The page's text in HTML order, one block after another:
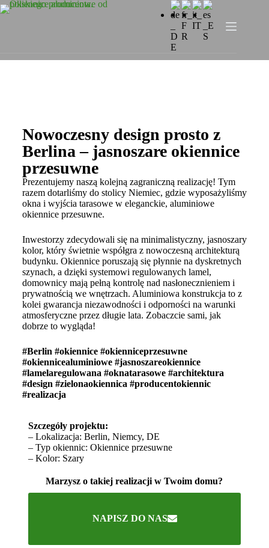
Nowoczesny design prosto z
Berlina – jasnoszare okiennice
przesuwne
Prezentujemy naszą kolejną zagraniczną realizację! Tym
razem dotarliśmy do stolicy Niemiec, gdzie wyposażyliśmy
okna i wyjścia tarasowe w eleganckie, aluminiowe
okiennice przesuwne.
Inwestorzy zdecydowali się na minimalistyczny, jasnoszary
kolor, który świetnie współgra z nowoczesną architekturą
budynku. Okiennice poruszają się płynnie na dyskretnych
szynach, a dzięki systemowi regulowanych lamel,
domownicy mają pełną kontrolę nad nasłonecznieniem i
prywatnością we wnętrzach. Aluminiowa konstrukcja to z
kolei gwarancja niezawodności i odporności na warunki
atmosferyczne przez długie lata. Zobaczcie sami, jak
dobrze to wygląda!
#Berlin #okiennice #okienniceprzesuwne
#okiennicealuminiowe #jasnoszareokiennice
#lamelaregulowana #oknatarasowe #architektura
#design #zielonaokiennica #producentokiennic
#realizacja
Szczegóły projektu:
– Lokalizacja: Berlin, Niemcy, DE
– Typ okiennic: Okiennice przesuwne
– Kolor: Szary
Marzysz o takiej realizacji w Twoim domu?
NAPISZ DO NAS